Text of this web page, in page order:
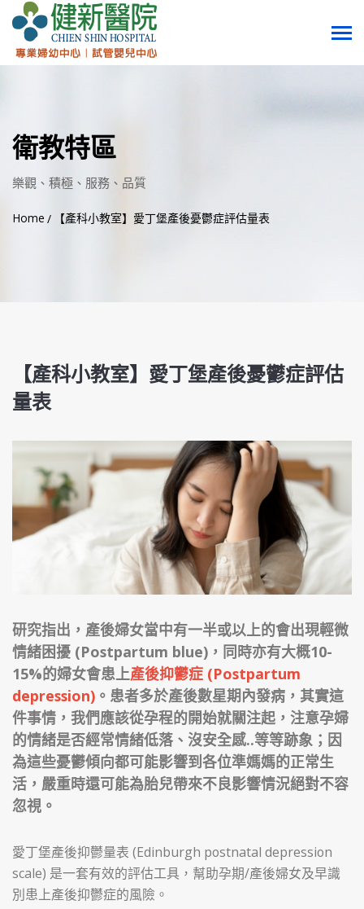
衛教特區
樂觀、積極、服務、品質
Home 【產科小教室】愛丁堡產後憂鬱症評估量表
【產科小教室】愛丁堡產後憂鬱症評估
量表
研究指出，產後婦女當中有一半或以上的會出現輕微
情緒困擾 (Postpartum blue)，同時亦有大概10-
15%的婦女會患上產後抑鬱症 (Postpartum
depression) 。患者多於產後數星期內發病，其實這
件事情，我們應該從孕程的開始就關注起，注意孕婦
的情緒是否經常情緒低落、沒安全感..等等跡象；因
為這些憂鬱傾向都可能影響到各位準媽媽的正常生
活，嚴重時還可能為胎兒帶來不良影響情況絕對不容
忽視。
愛丁堡產後抑鬱量表 (Edinburgh postnatal depression
scale) 是一套有效的評估工具，幫助孕期/產後婦女及早識
別患上產後抑鬱症的風險。